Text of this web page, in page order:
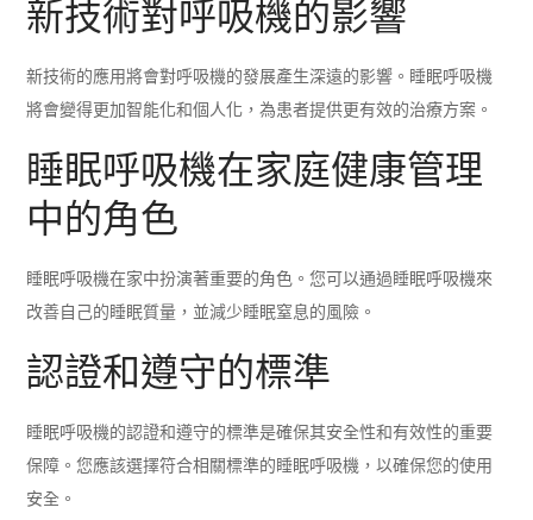
新技術對呼吸機的影響
新技術的應用將會對呼吸機的發展產生深遠的影響。睡眠呼吸機
將會變得更加智能化和個人化，為患者提供更有效的治療方案。
睡眠呼吸機在家庭健康管理
中的角色
睡眠呼吸機在家中扮演著重要的角色。您可以通過睡眠呼吸機來
改善自己的睡眠質量，並減少睡眠窒息的風險。
認證和遵守的標準
睡眠呼吸機的認證和遵守的標準是確保其安全性和有效性的重要
保障。您應該選擇符合相關標準的睡眠呼吸機，以確保您的使用
安全。